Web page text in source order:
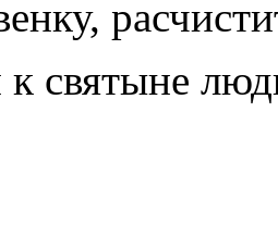
к святыне